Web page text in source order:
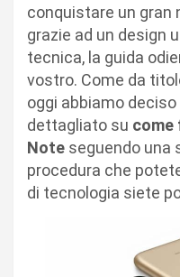
conquistare un gran
grazie ad un design
tecnica, la guida
vostro. Come da
oggi abbiamo
dettagliato su come
Note seguendo una
procedura che
di tecnologia siete